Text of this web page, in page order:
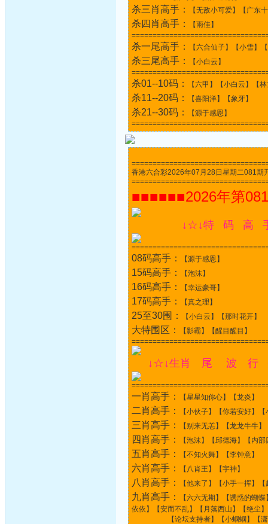
杀三肖高手： 【无敌小可爱】【广东
杀四肖高手：
【雨佳】
杀一尾高手： 【六合仙子】【小雪】
杀三尾高手：
【小白云】
杀01--10码： 【六甲】【小白云】【
杀11--20码： 【喜阳洋】【象牙】
杀21--30码：
【源于感恩】
香港六合彩2026年07月28日星期二081
■■■■■■2026年第
↓☆↓特 码 高
08码高手： 【源于感恩】
15码高手： 【泡沫】
16码高手： 【幸运豪哥】
17码高手： 【真之理】
25至30围： 【小白云】【那时花开】
大特围区：
【影霸】【醒目醒目】
↓☆↓生肖 尾 波 行
一肖高手： 【星星知你心】【龙炎】
二肖高手： 【小伙子】【你若安好】
三肖高手： 【别来无恙】【龙龙牛牛】
四肖高手： 【泡沫】【邱德海】【内
五肖高手： 【不知火舞】【李钟意】
六肖高手： 【八肖王】【宇神】
八肖高手： 【他来了】【小手一挥】
九肖高手：
【六六无期】【诱惑的蝴
依依】【安而不乱】【月落西山】【绝尘
【论坛支持者】【小蝈蝈】【潇潇